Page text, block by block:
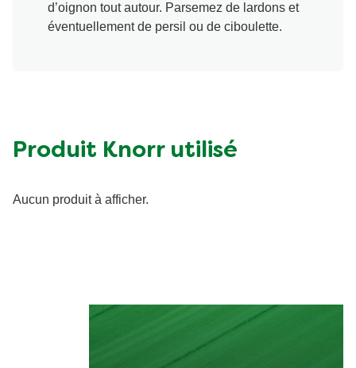
d’oignon tout autour. Parsemez de lardons et
éventuellement de persil ou de ciboulette.
Produit Knorr utilisé
Aucun produit à afficher.